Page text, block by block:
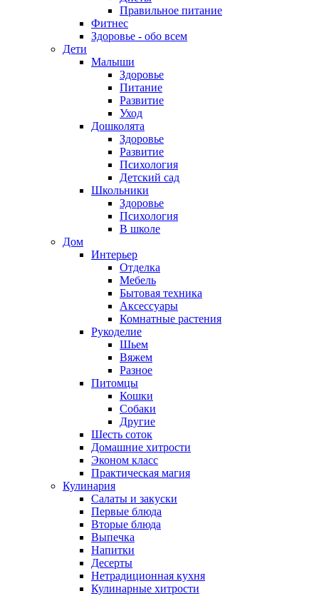
Правильное питание
Фитнес
Здоровье - обо всем
Дети
Малыши
Здоровье
Питание
Развитие
Уход
Дошколята
Здоровье
Развитие
Психология
Детский сад
Школьники
Здоровье
Психология
В школе
Дом
Интерьер
Отделка
Мебель
Бытовая техника
Аксессуары
Комнатные растения
Рукоделие
Шьем
Вяжем
Разное
Питомцы
Кошки
Собаки
Другие
Шесть соток
Домашние хитрости
Эконом класс
Практическая магия
Кулинария
Салаты и закуски
Первые блюда
Вторые блюда
Выпечка
Напитки
Десерты
Нетрадиционная кухня
Кулинарные хитрости